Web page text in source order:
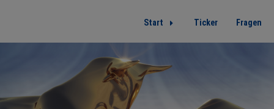
Start Ticker Fragen